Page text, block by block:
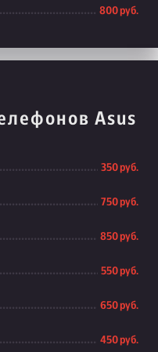
800 руб.
Asus
350 руб.
750 руб.
850 руб.
550 руб.
650 руб.
450 руб.